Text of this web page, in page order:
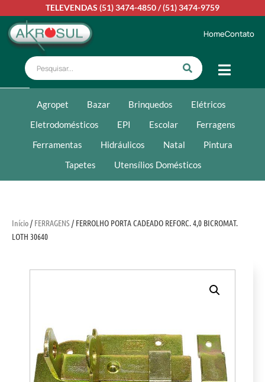
TELEVENDAS (51) 3474-4850/(51) 3474-9759
HomeContato
Agropet Bazar Brinquedos
Elétricos
Eletrodomésticos
EPI Escolar
Ferragens
Ferramentas
Hidráulicos Natal
Pintura
Tapetes
Utensílios Domésticos
Início/ FERRAGENS/ FERROLHO PORTA CADEADO REFORC. 4,0 BICROMAT.
LOTH 30640